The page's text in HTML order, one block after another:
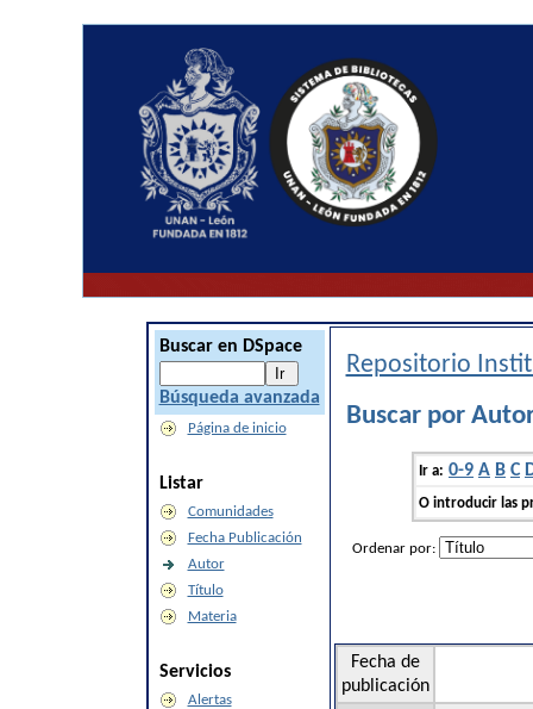
Buscar en DSpace
Búsqueda avanzada
Página de inicio
Listar
Comunidades
Fecha Publicación
Autor
Título
Materia
Servicios
Alertas
Repositorio
Buscar por
Ir a: 0-9 A B C
O introducir las
Ordenar por:
Fecha de
publicación